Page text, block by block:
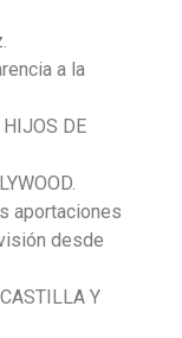
a la
DE
aportaciones
desde
Y